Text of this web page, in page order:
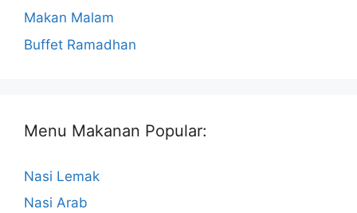
Makan Malam
Buffet Ramadhan
Menu Makanan Popular:
Nasi Lemak
Nasi Arab